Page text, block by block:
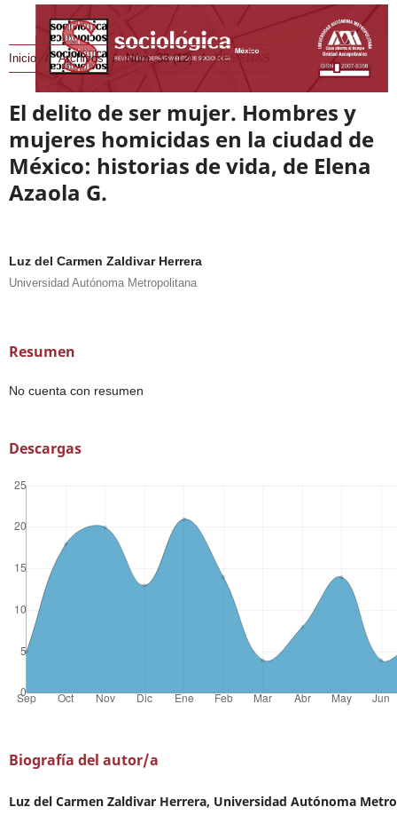
Inicio / Archivos / Núm. 33 (12) / RESEÑAS
El delito de ser mujer. Hombres y
mujeres homicidas en la ciudad de
México: historias de vida, de Elena
Azaola G.
Luz del Carmen Zaldivar Herrera
Universidad Autónoma Metropolitana
Resumen
No cuenta con resumen
Descargas
Biografía del autor/a
Luz del Carmen Zaldivar Herrera, Universidad Autónoma